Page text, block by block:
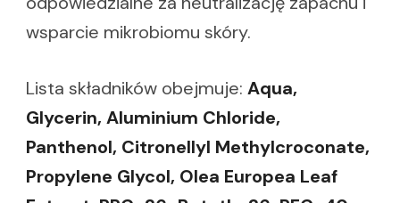
wsparcie mikrobiomu skóry.
Lista składników obejmuje: Aqua,
Glycerin, Aluminium Chloride,
Panthenol, Citronellyl Methylcroconate,
Propylene Glycol, Olea Europea Leaf